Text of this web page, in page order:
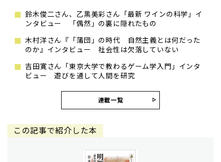
鈴木俊二さん、乙黒美彩さん「最新 ワインの科学」イ
ンタビュー 「偶然」の裏に隠れたもの
木村洋さん『「蒲団」の時代 自然主義とは何だった
のか』インタビュー 社会性は欠落していない
吉田寛さん「東京大学で教わるゲーム学入門」インタ
ビュー 遊びを通して人間を研究
連載一覧
この記事で紹介した本